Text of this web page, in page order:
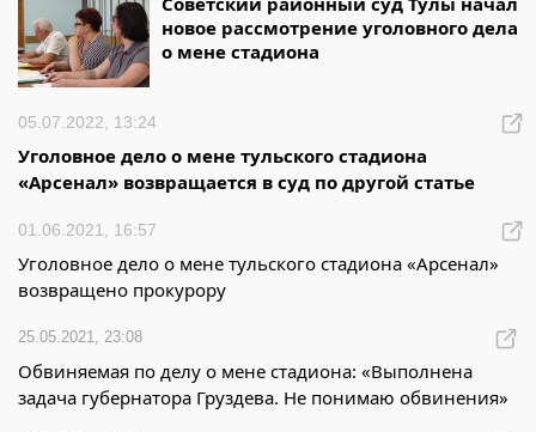
новое рассмотрение уголовного дела
о мене стадиона
05.07.2022, 13:24
Уголовное дело о мене тульского стадиона
«Арсенал» возвращается в суд по другой статье
01.06.2021, 16:57
Уголовное дело о мене тульского стадиона «Арсенал»
возвращено прокурору
25.05.2021, 23:08
Обвиняемая по делу о мене стадиона: «Выполнена
задача губернатора Груздева. Не понимаю обвинения»